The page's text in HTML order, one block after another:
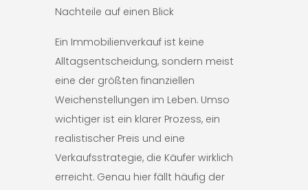
Nachteile auf einen Blick
Ein Immobilienverkauf ist keine
Alltagsentscheidung, sondern meist
eine der größten finanziellen
Weichenstellungen im Leben. Umso
wichtiger ist ein klarer Prozess, ein
realistischer Preis und eine
Verkaufsstrategie, die Käufer wirklich
erreicht. Genau hier fällt häufig der